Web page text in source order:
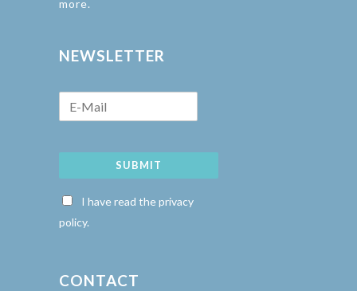
more.
NEWSLETTER
SUBMIT
I have read the privacy
policy.
CONTACT